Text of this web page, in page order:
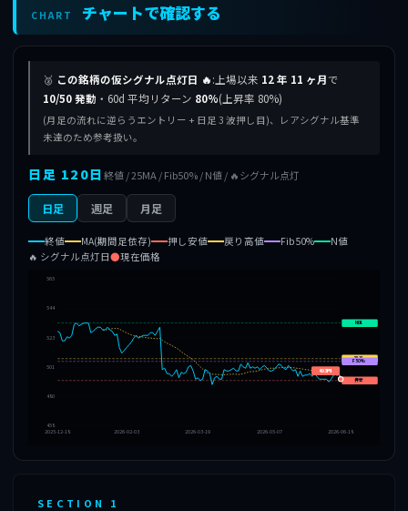
CHART チャートで確認する
🥈 この銘柄の仮シグナル点灯日 🔥:上場以来 12 年 11 ヶ月で
10/50 発動 ・60d 平均リターン 80%(上昇率 80%)
(月足の流れに逆らうエントリー + 日足 3 波押し目)、レアシグナル基準
未達のため参考扱い。
日足 120日終値 / 25MA / Fib50% / N値 / 🔥シグナル点灯
日足 週足 月足
終値 MA(期間足依存) 押し安値 戻り高値 Fib50%
N値
🔥 シグナル点灯日●現在価格
565
544
523
501
480
458
2025-12-18
2026-02-03 2026-03-19 2026-05-07 2026-06-18
押安
戻高
F50%
N値
493円
SECTION 1